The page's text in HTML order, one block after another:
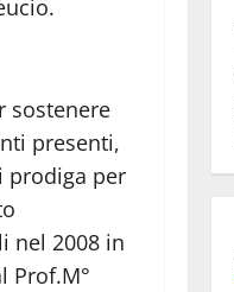
sostenere
presenti,
prodiga per
nel 2008 in
Prof.M°